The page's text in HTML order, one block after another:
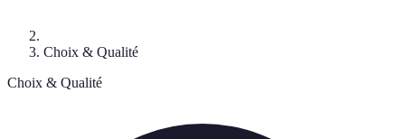
Choix & Qualité
Choix & Qualité